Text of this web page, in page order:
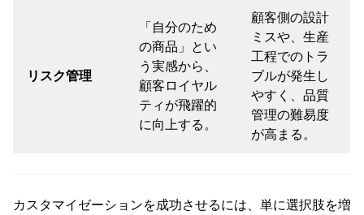
リスク管理
「自分のため
の商品」とい
う実感から、
顧客ロイヤル
ティが飛躍的
に向上する。
顧客側の設計
ミスや、生産
工程でのトラ
ブルが発生し
やすく、品質
管理の難易度
が高まる。
カスタマイゼーションを成功させるには、単に選択肢を増